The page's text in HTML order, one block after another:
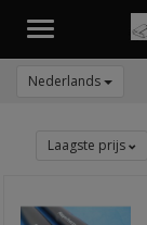
Toggle
Nederlands
Laagste prijs